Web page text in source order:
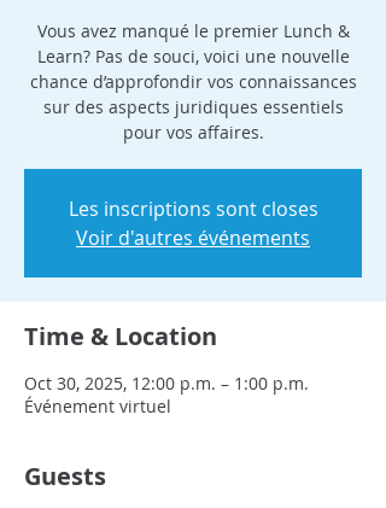
Vous avez manqué le premier Lunch &
Learn? Pas de souci, voici une nouvelle
chance d’approfondir vos connaissances
sur des aspects juridiques essentiels
pour vos affaires.
Les inscriptions sont closes
Voir d'autres événements
Time & Location
Oct 30, 2025, 12:00 p.m. – 1:00 p.m.
Événement virtuel
Guests